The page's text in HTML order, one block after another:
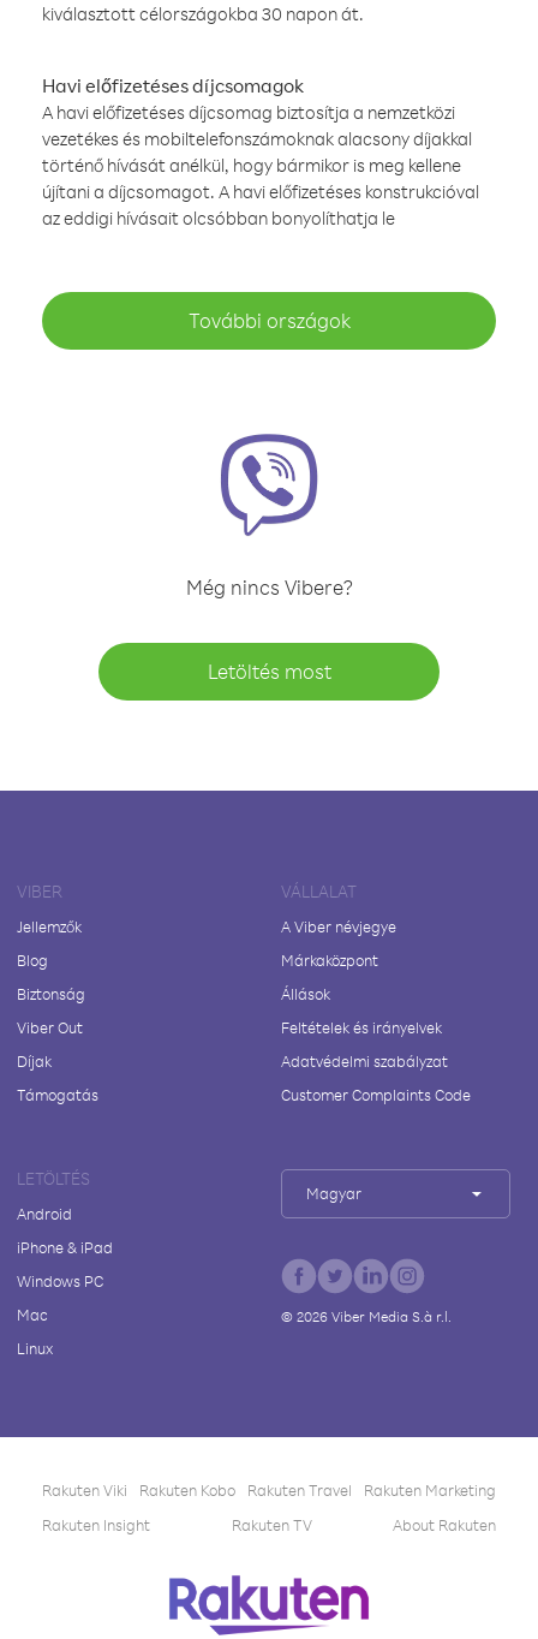
kiválasztott célországokba 30 napon át.
Havi előfizetéses díjcsomagok
A havi előfizetéses díjcsomag biztosítja a nemzetközi
vezetékes és mobiltelefonszámoknak alacsony díjakkal
történő hívását anélkül, hogy bármikor is meg kellene
újítani a díjcsomagot. A havi előfizetéses konstrukcióval
az eddigi hívásait olcsóbban bonyolíthatja le
További országok
Még nincs Vibere?
Letöltés most
VIBER
Jellemzők
Blog
Biztonság
Viber Out
Díjak
Támogatás
VÁLLALAT
A Viber névjegye
Márkaközpont
Állások
Feltételek és irányelvek
Adatvédelmi szabályzat
Customer Complaints Code
LETÖLTÉS
Android
iPhone & iPad
Windows PC
Mac
Linux
Magyar
© 2026Viber Media S.à r.l.
Rakuten Viki Rakuten Kobo Rakuten Travel
Rakuten Marketing
Rakuten Insight
Rakuten TV About Rakuten